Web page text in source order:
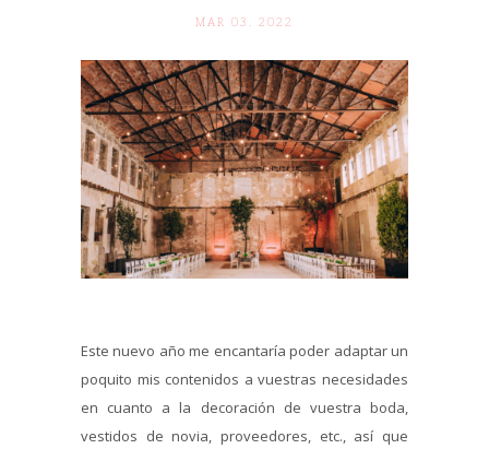
MAR 03. 2022
Este nuevo año me encantaría poder adaptar un
poquito mis contenidos a vuestras necesidades
en cuanto a la decoración de vuestra boda,
vestidos de novia, proveedores, etc., así que